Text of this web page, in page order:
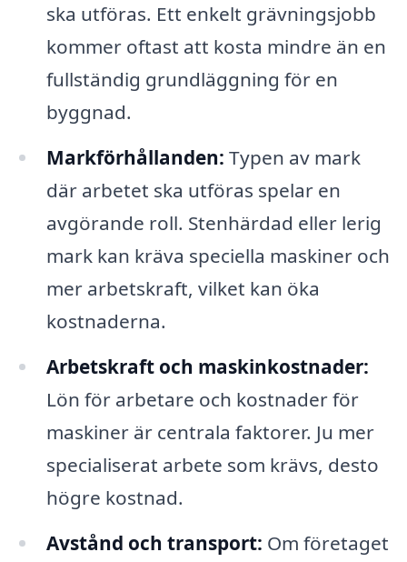
ska utföras. Ett enkelt grävningsjobb
kommer oftast att kosta mindre än en
fullständig grundläggning för en
byggnad.
Markförhållanden: Typen av mark
där arbetet ska utföras spelar en
avgörande roll. Stenhärdad eller lerig
mark kan kräva speciella maskiner och
mer arbetskraft, vilket kan öka
kostnaderna.
Arbetskraft och maskinkostnader:
Lön för arbetare och kostnader för
maskiner är centrala faktorer. Ju mer
specialiserat arbete som krävs, desto
högre kostnad.
Avstånd och transport: Om företaget